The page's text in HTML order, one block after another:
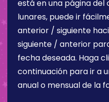
está en una página del
lunares, puede ir
anterior / siguiente
siguiente / anterior
fecha deseada. Haga
continuación para ir a
anual o mensual de la